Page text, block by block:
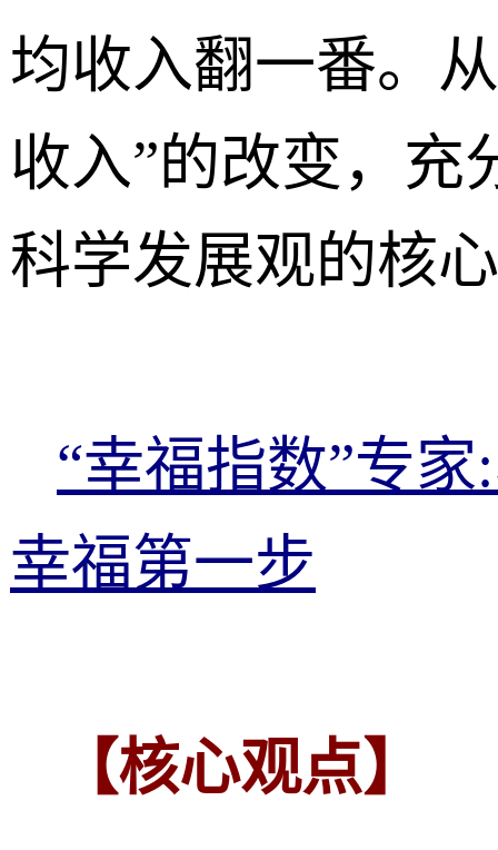
均收入翻一番。
收入”的改变，充
科学发展观的核
“幸福指数”专
幸福第一步
【核心观点】